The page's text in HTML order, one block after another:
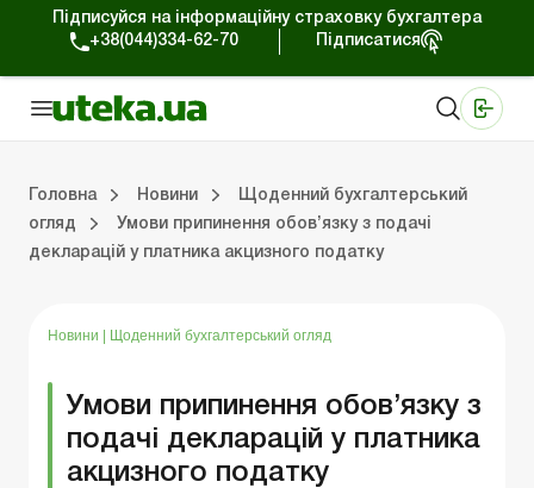
Підписуйся на інформаційну страховку бухгалтера
+38(044)334-62-70
Підписатися
Головна Новини
Щоденний бухгалтерський
огляд
Умови припинення обов’язку з подачі
декларацій у платника акцизного податку
Новини Щоденний бухгалтерський огляд
Умови припинення обов’язку з
подачі декларацій у платника
акцизного податку